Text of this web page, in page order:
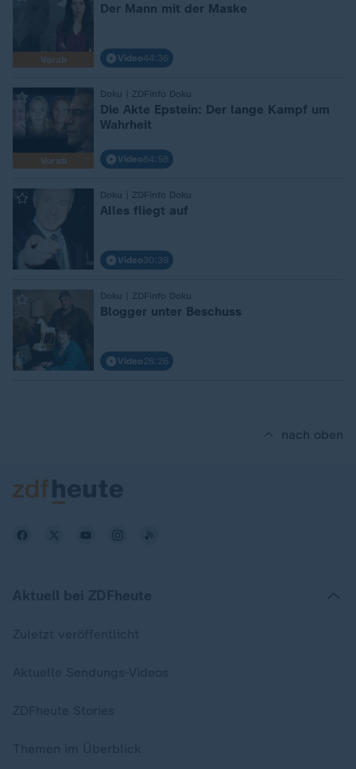
Vorab
Der Mann mit der Maske
Video44:36
Vorab
Doku | ZDFinfo Doku
:
Die Akte Epstein: Der lange Kampf um
Wahrheit
Video84:58
Doku | ZDFinfo Doku
: Alles fliegt auf
Video30:39
Doku | ZDFinfo Doku
: Blogger unter Beschuss
Video26:26
nach oben